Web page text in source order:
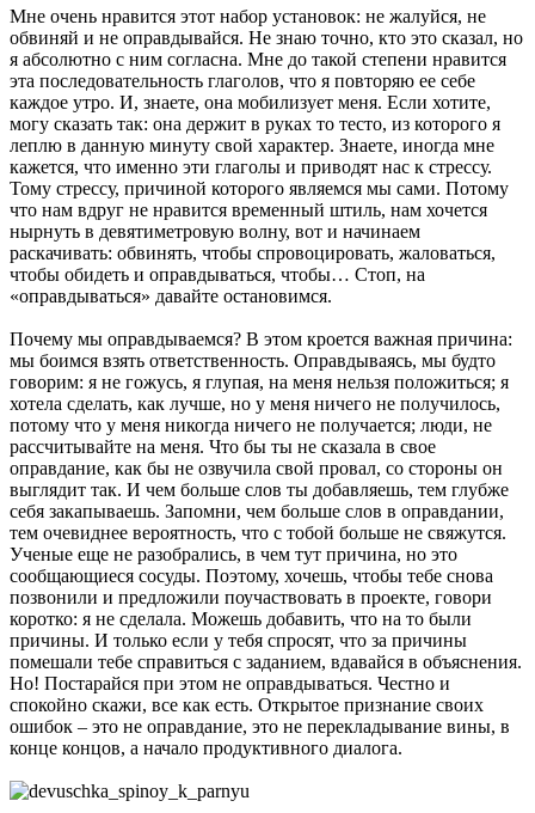
Мне очень нравится этот набор установок: не жалуйся, не
обвиняй и не оправдывайся. Не знаю точно, кто это сказал, но
я абсолютно с ним согласна. Мне до такой степени нравится
эта последовательность глаголов, что я повторяю ее себе
каждое утро. И, знаете, она мобилизует меня. Если хотите,
могу сказать так: она держит в руках то тесто, из которого я
леплю в данную минуту свой характер. Знаете, иногда мне
кажется, что именно эти глаголы и приводят нас к стрессу.
Тому стрессу, причиной которого являемся мы сами. Потому
что нам вдруг не нравится временный штиль, нам хочется
нырнуть в девятиметровую волну, вот и начинаем
раскачивать: обвинять, чтобы спровоцировать, жаловаться,
чтобы обидеть и оправдываться, чтобы… Стоп, на
«оправдываться» давайте остановимся.
Почему мы оправдываемся? В этом кроется важная причина:
мы боимся взять ответственность. Оправдываясь, мы будто
говорим: я не гожусь, я глупая, на меня нельзя положиться; я
хотела сделать, как лучше, но у меня ничего не получилось,
потому что у меня никогда ничего не получается; люди, не
рассчитывайте на меня. Что бы ты не сказала в свое
оправдание, как бы не озвучила свой провал, со стороны он
выглядит так. И чем больше слов ты добавляешь, тем глубже
себя закапываешь. Запомни, чем больше слов в оправдании,
тем очевиднее вероятность, что с тобой больше не свяжутся.
Ученые еще не разобрались, в чем тут причина, но это
сообщающиеся сосуды. Поэтому, хочешь, чтобы тебе снова
позвонили и предложили поучаствовать в проекте, говори
коротко: я не сделала. Можешь добавить, что на то были
причины. И только если у тебя спросят, что за причины
помешали тебе справиться с заданием, вдавайся в объяснения.
Но! Постарайся при этом не оправдываться. Честно и
спокойно скажи, все как есть. Открытое признание своих
ошибок – это не оправдание, это не перекладывание вины, в
конце концов, а начало продуктивного диалога.